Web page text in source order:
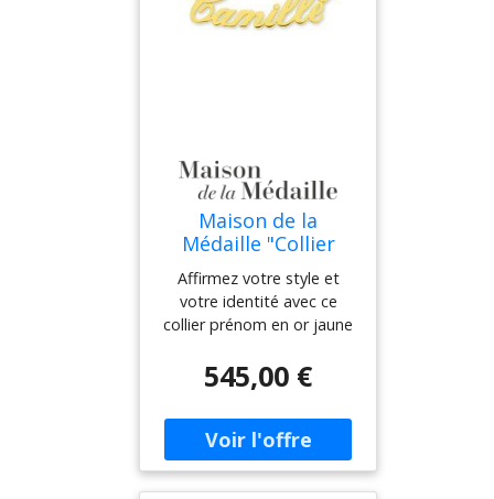
Maison de la
Médaille "Collier
prénom ""anglaise""
- Or jaune 18ct"
Affirmez votre style et
votre identité avec ce
collier prénom en or jaune
personnalisable. Finement
découpé dans un or
éthique recyclé, ce bijou
sur mesure affiche avec
élégance le prénom de
votre choix, dans une
545,00 €